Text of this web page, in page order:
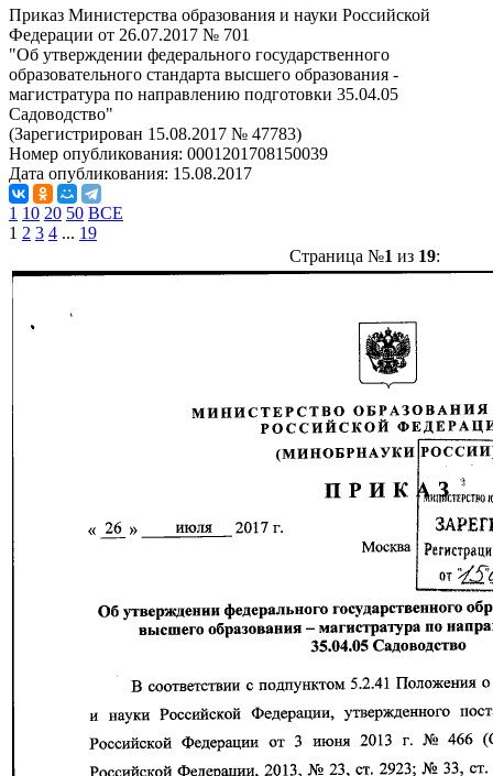
Приказ Министерства образования и науки Российской
Федерации от 26.07.2017 № 701
"Об утверждении федерального государственного
образовательного стандарта высшего образования -
магистратура по направлению подготовки 35.04.05
Садоводство"
(Зарегистрирован 15.08.2017 № 47783)
Номер опубликования: 0001201708150039
Дата опубликования: 15.08.2017
1 10 20 50 ВСЕ
1 2 3 4 ... 19
Страница №1 из 19: